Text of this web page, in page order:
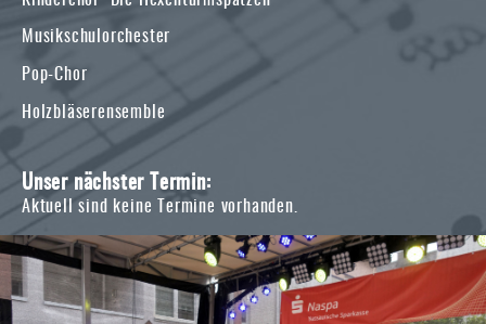
Musikschulorchester
Pop-Chor
Holzbläserensemble
Unser nächster Termin:
Aktuell sind keine Termine vorhanden.